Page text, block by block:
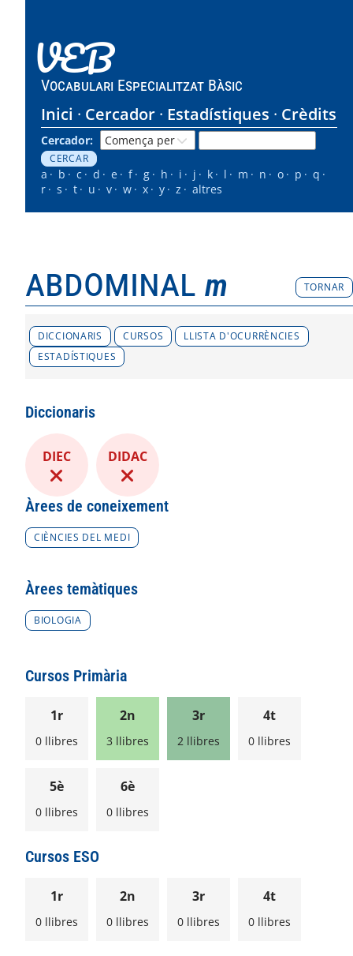
VEB
Vocabulari Especialitzat Bàsic
Inici Cercador Estadístiques Crèdits
Cercador:
a b c d e f g h i j k l m n o p
q
r
s t u v w x y z altres
abdominal m TORNAR
DICCIONARIS CURSOS
LLISTA D'OCURRÈNCIES
ESTADÍSTIQUES
Diccionaris
DIEC DIDAC
Àrees de coneixement
CIÈNCIES DEL MEDI
Àrees temàtiques
BIOLOGIA
Cursos Primària
1r
0 llibres
2n
3 llibres
3r
2 llibres
4t
0 llibres
5è
0 llibres
6è
0 llibres
Cursos ESO
1r
0 llibres
2n
0 llibres
3r
0 llibres
4t
0 llibres